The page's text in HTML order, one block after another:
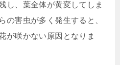
し、葉全体が黄変してしま
の害虫が多く発生すると、
が咲かない原因となりま